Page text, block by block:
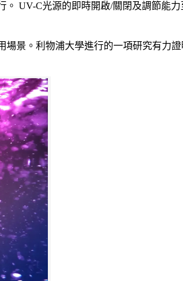
UV-C光源的即時開啟/關閉及調節能
景。利物浦大學進行的一項研究有力